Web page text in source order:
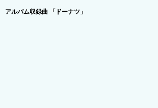
アルバム収録曲 「ドーナツ」